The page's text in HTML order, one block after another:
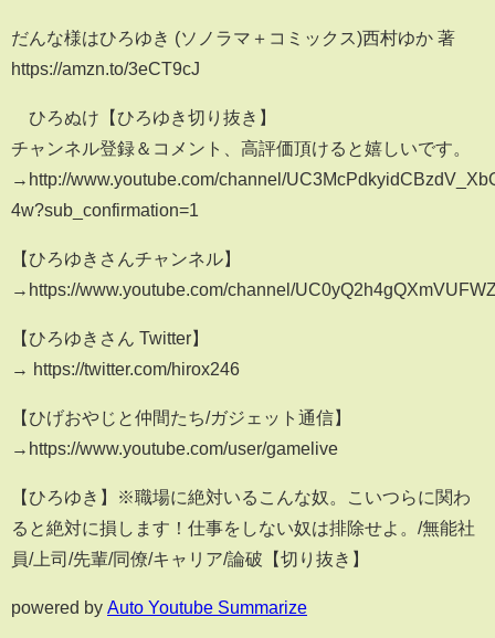
だんな様はひろゆき (ソノラマ＋コミックス)西村ゆか 著
https://amzn.to/3eCT9cJ
ひろぬけ【ひろゆき切り抜き】
チャンネル登録＆コメント、高評価頂けると嬉しいです。
→http://www.youtube.com/channel/
4w?sub_confirmation=1
【ひろゆきさんチャンネル】
→https://www.youtube.com/channel/
【ひろゆきさん Twitter】
→ https://twitter.com/hirox246
【ひげおやじと仲間たち/ガジェット通信】
→https://www.youtube.com/user/gamelive
【ひろゆき】※職場に絶対いるこんな奴。こいつらに関わ
ると絶対に損します！仕事をしない奴は排除せよ。/無能社
員/上司/先輩/同僚/キャリア/論破【切り抜き】
powered by Auto Youtube Summarize